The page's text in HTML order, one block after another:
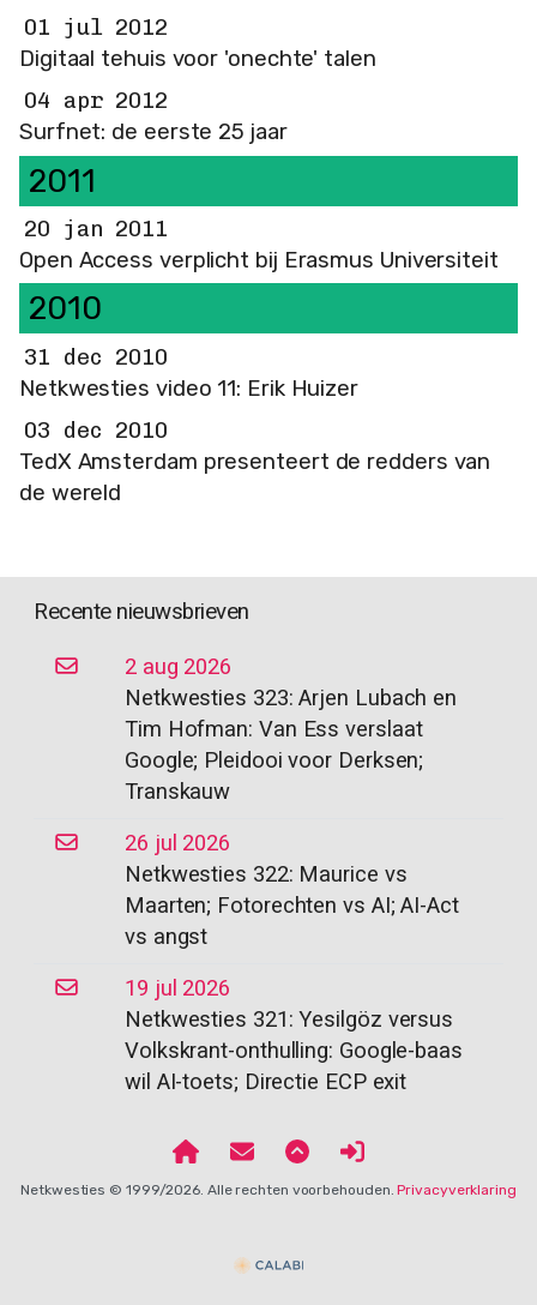
01 jul 2012
Digitaal tehuis voor 'onechte' talen
04 apr 2012
Surfnet: de eerste 25 jaar
2011
20 jan 2011
Open Access verplicht bij Erasmus Universiteit
2010
31 dec 2010
Netkwesties video 11: Erik Huizer
03 dec 2010
TedX Amsterdam presenteert de redders van
de wereld
Recente nieuwsbrieven
2 aug 2026
Netkwesties 323: Arjen Lubach en
Tim Hofman: Van Ess verslaat
Google; Pleidooi voor Derksen;
Transkauw
26 jul 2026
Netkwesties 322: Maurice vs
Maarten; Fotorechten vs AI; AI-Act
vs angst
19 jul 2026
Netkwesties 321: Yesilgöz versus
Volkskrant-onthulling: Google-baas
wil AI-toets; Directie ECP exit
Netkwesties © 1999/2026. Alle rechten voorbehouden.Privacyverklaring